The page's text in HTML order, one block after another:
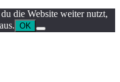
die Website weiter nutzt,
OK